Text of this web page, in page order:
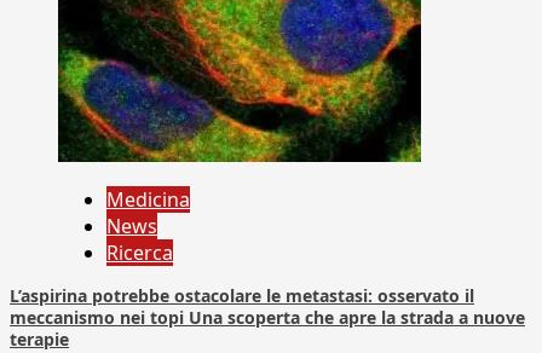
Medicina
News
Ricerca
L’aspirina potrebbe ostacolare le metastasi: osservato il
meccanismo nei topi Una scoperta che apre la strada a nuove
terapie